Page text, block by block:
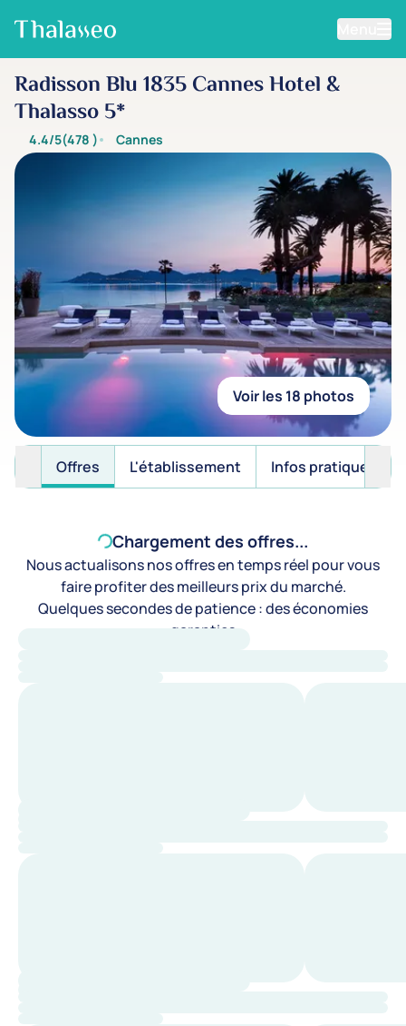
Aller au contenu principal
Radisson Blu 1835 Cannes Hotel &
Thalasso 5*
4.4/5(478 ) Cannes
Voir les 18 photos
Offres L'établissement Infos pratiques
Chargement des offres...
Nous actualisons nos offres en temps réel pour vous
faire profiter des meilleurs prix du marché.
Quelques secondes de patience : des économies
garanties